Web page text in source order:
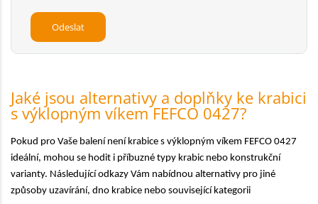
Jaké jsou alternativy a doplňky ke krabici
s výklopným víkem FEFCO 0427?
Pokud pro Vaše balení není krabice s výklopným víkem FEFCO 0427
ideální, mohou se hodit i příbuzné typy krabic nebo konstrukční
varianty. Následující odkazy Vám nabídnou alternativy pro jiné
způsoby uzavírání, dno krabice nebo související kategorii